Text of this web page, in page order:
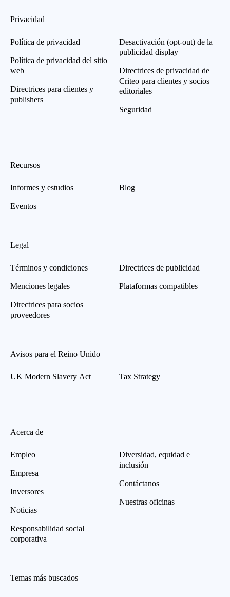
Privacidad
Política de privacidad
Política de privacidad del sitio
web
Directrices para clientes y
publishers
Desactivación (opt-out) de la
publicidad display
Directrices de privacidad de
Criteo para clientes y socios
editoriales
Seguridad
Recursos
Informes y estudios
Eventos
Blog
Legal
Términos y condiciones
Menciones legales
Directrices para socios
proveedores
Directrices de publicidad
Plataformas compatibles
Avisos para el Reino Unido
UK Modern Slavery Act Tax Strategy
Acerca de
Empleo
Empresa
Inversores
Noticias
Responsabilidad social
corporativa
Diversidad, equidad e
inclusión
Contáctanos
Nuestras oficinas
Temas más buscados